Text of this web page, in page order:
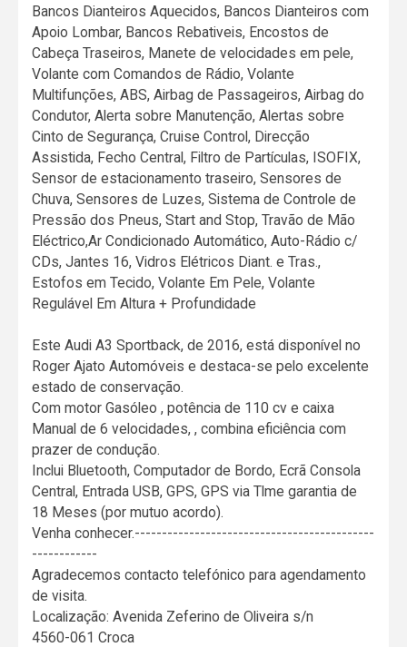
Bancos Dianteiros Aquecidos, Bancos Dianteiros com
Apoio Lombar, Bancos Rebativeis, Encostos de
Cabeça Traseiros, Manete de velocidades em pele,
Volante com Comandos de Rádio, Volante
Multifunções, ABS, Airbag de Passageiros, Airbag do
Condutor, Alerta sobre Manutenção, Alertas sobre
Cinto de Segurança, Cruise Control, Direcção
Assistida, Fecho Central, Filtro de Partículas, ISOFIX,
Sensor de estacionamento traseiro, Sensores de
Chuva, Sensores de Luzes, Sistema de Controle de
Pressão dos Pneus, Start and Stop, Travão de Mão
Eléctrico,Ar Condicionado Automático, Auto-Rádio c/
CDs, Jantes 16, Vidros Elétricos Diant. e Tras.,
Estofos em Tecido, Volante Em Pele, Volante
Regulável Em Altura + Profundidade
Este Audi A3 Sportback, de 2016, está disponível no
Roger Ajato Automóveis e destaca-se pelo excelente
estado de conservação.
Com motor Gasóleo , potência de 110 cv e caixa
Manual de 6 velocidades, , combina eficiência com
prazer de condução.
Inclui Bluetooth, Computador de Bordo, Ecrã Consola
Central, Entrada USB, GPS, GPS via Tlme garantia de
18 Meses (por mutuo acordo).
Venha conhecer.--------------------------------------------
------------
Agradecemos contacto telefónico para agendamento
de visita.
Localização: Avenida Zeferino de Oliveira s/n
4560-061 Croca